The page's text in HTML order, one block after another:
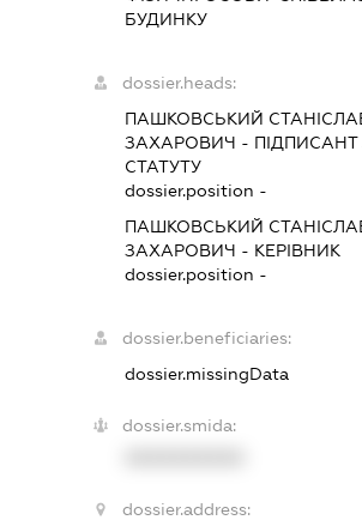
БУДИНКУ
dossier.heads:
ПАШКОВСЬКИЙ
ЗАХАРОВИЧ - ПІДПИСАНТ
СТАТУТУ
dossier.position -
ПАШКОВСЬКИЙ
ЗАХАРОВИЧ - КЕРІВНИК
dossier.position -
dossier.beneficiaries:
dossier.missingData
dossier.smida:
dossier.address: